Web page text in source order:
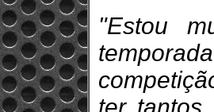
"Estou